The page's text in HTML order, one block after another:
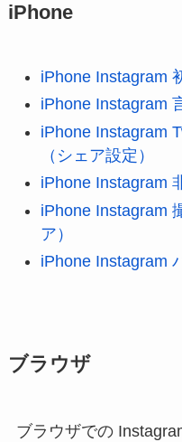
iPhone
iPhone Instagram
iPhone Instagram
iPhone Instagram
（シェア設定）
iPhone Instagram
iPhone Instagram
ア）
iPhone Instagram
ブラウザ
ブラウザでの